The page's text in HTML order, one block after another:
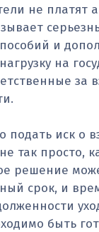
не платят
и
на
за
подать иск о
так просто,
решение
срок, и
быть